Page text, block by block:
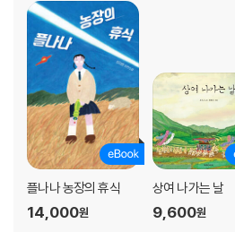
플나나 농장의 휴식
14,000원
상여 나가는 날
9,600원